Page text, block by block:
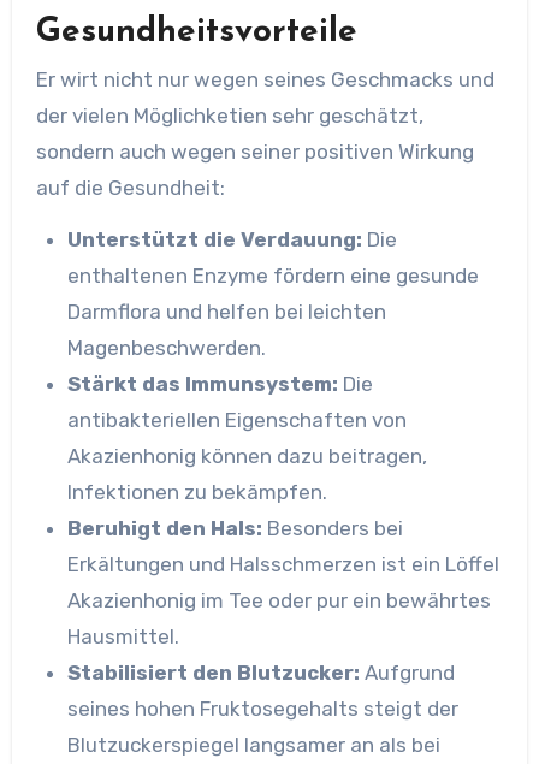
Gesundheitsvorteile
Er wirt nicht nur wegen seines Geschmacks und
der vielen Möglichketien sehr geschätzt,
sondern auch wegen seiner positiven Wirkung
auf die Gesundheit:
Unterstützt die Verdauung: Die
enthaltenen Enzyme fördern eine gesunde
Darmflora und helfen bei leichten
Magenbeschwerden.
Stärkt das Immunsystem: Die
antibakteriellen Eigenschaften von
Akazienhonig können dazu beitragen,
Infektionen zu bekämpfen.
Beruhigt den Hals: Besonders bei
Erkältungen und Halsschmerzen ist ein Löffel
Akazienhonig im Tee oder pur ein bewährtes
Hausmittel.
Stabilisiert den Blutzucker: Aufgrund
seines hohen Fruktosegehalts steigt der
Blutzuckerspiegel langsamer an als bei